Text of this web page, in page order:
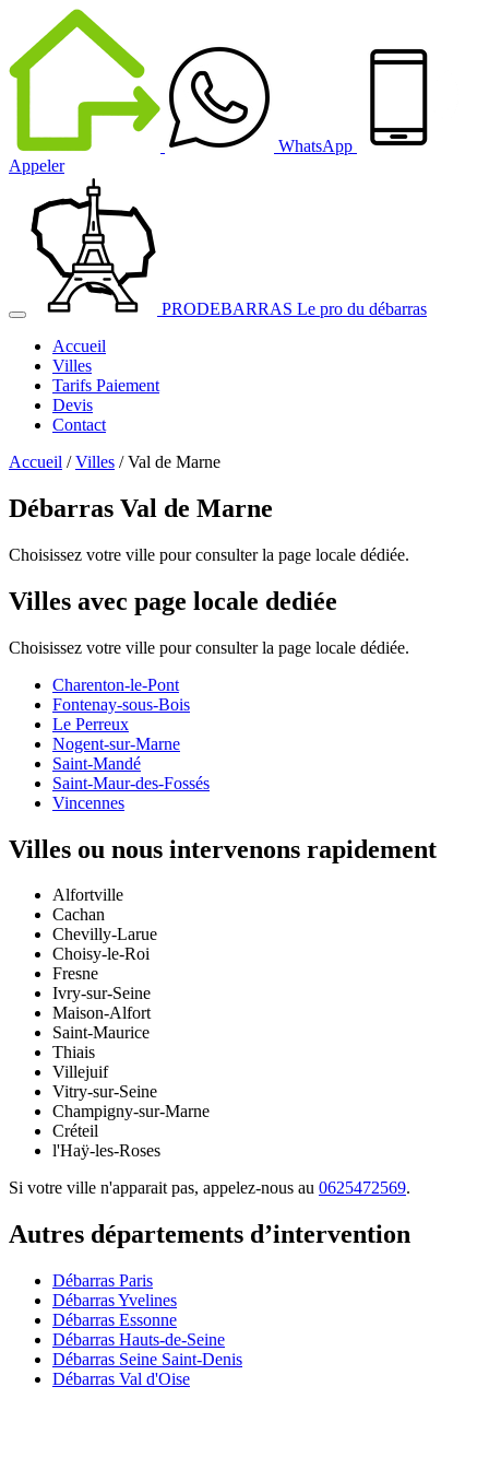
WhatsApp
Appeler
PRODEBARRAS Le pro du débarras
Accueil
Villes
Tarifs Paiement
Devis
Contact
Accueil / Villes / Val de Marne
Débarras Val de Marne
Choisissez votre ville pour consulter la page locale dédiée.
Villes avec page locale dediée
Choisissez votre ville pour consulter la page locale dédiée.
Charenton-le-Pont
Fontenay-sous-Bois
Le Perreux
Nogent-sur-Marne
Saint-Mandé
Saint-Maur-des-Fossés
Vincennes
Villes ou nous intervenons rapidement
Alfortville
Cachan
Chevilly-Larue
Choisy-le-Roi
Fresne
Ivry-sur-Seine
Maison-Alfort
Saint-Maurice
Thiais
Villejuif
Vitry-sur-Seine
Champigny-sur-Marne
Créteil
l'Haÿ-les-Roses
Si votre ville n'apparait pas, appelez-nous au 0625472569.
Autres départements d’intervention
Débarras Paris
Débarras Yvelines
Débarras Essonne
Débarras Hauts-de-Seine
Débarras Seine Saint-Denis
Débarras Val d'Oise